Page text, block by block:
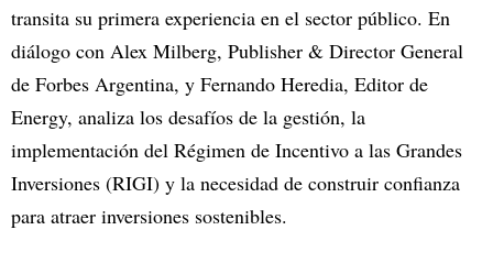
transita su primera experiencia en el sector público. En
diálogo con Alex Milberg, Publisher & Director General
de Forbes Argentina, y Fernando Heredia, Editor de
Energy, analiza los desafíos de la gestión, la
implementación del Régimen de Incentivo a las Grandes
Inversiones (RIGI) y la necesidad de construir confianza
para atraer inversiones sostenibles.